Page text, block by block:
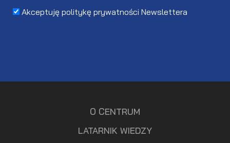
Akceptuję politykę prywatności Newslettera
O CENTRUM
LATARNIK WIEDZY